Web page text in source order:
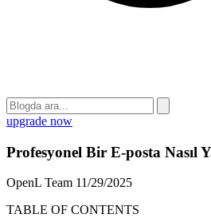
upgrade now
Profesyonel Bir E-posta Nasıl
OpenL Team 11/29/2025
TABLE OF CONTENTS